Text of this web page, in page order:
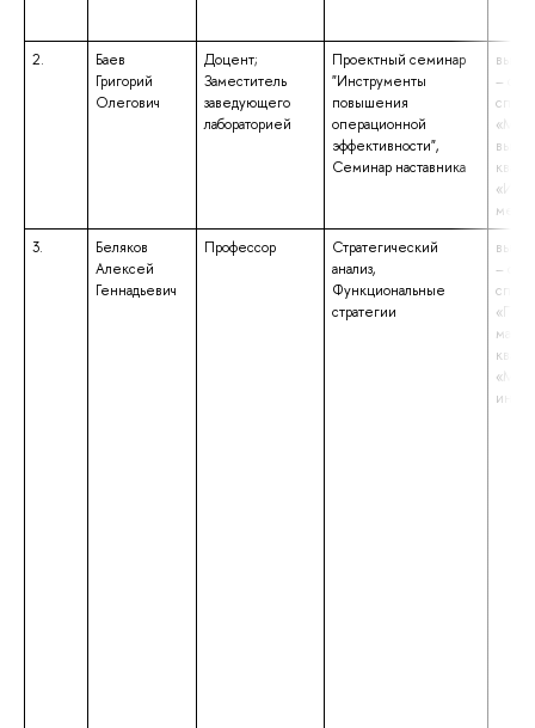
2.
Баев
Григорий
Олегович
Доцент;
Заместитель
заведующего
лабораторией
Проектный семинар
"Инструменты
повышения
операционной
эффективности",
Семинар наставника
–
3.
Беляков
Алексей
Геннадьевич
Профессор
Стратегический
анализ,
Функциональные
стратегии
–